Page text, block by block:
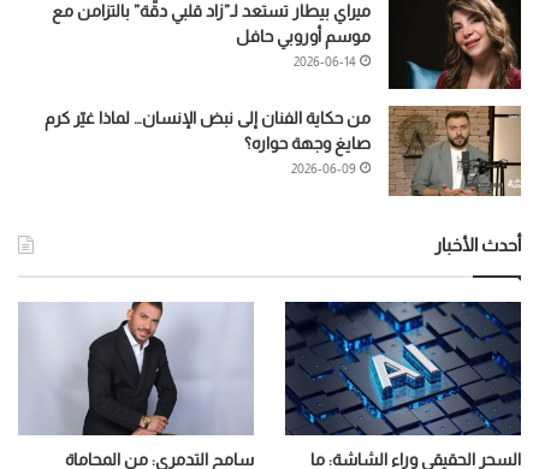
ميراي بيطار تستعد لـ”زاد قلبي دقّة” بالتزامن مع
موسم أوروبي حافل
2026-06-14
من حكاية الفنان إلى نبض الإنسان… لماذا غيّر كرم
صايغ وجهة حواره؟
2026-06-09
أحدث الأخبار
السحر الحقيقي وراء الشاشة: ما
سامح التدمري: من المحاماة